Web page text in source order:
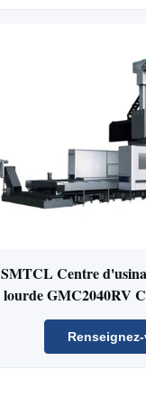
SMTCL Centre
lourde GMC2040RV
CNC à grille